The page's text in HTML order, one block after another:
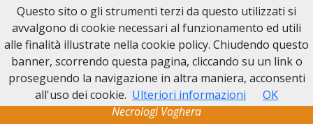
NECROLOGI VOGHERA
Necrologi Voghera
Questo sito o gli strumenti terzi da questo utilizzati si
avvalgono di cookie necessari al funzionamento ed utili
alle finalità illustrate nella cookie policy. Chiudendo questo
banner, scorrendo questa pagina, cliccando su un link o
proseguendo la navigazione in altra maniera, acconsenti
all'uso dei cookie. Ulteriori informazioni OK